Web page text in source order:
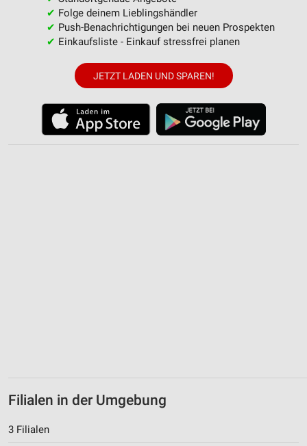
✔ Folge deinem Lieblingshändler
✔ Push-Benachrichtigungen bei neuen Prospekten
✔ Einkaufsliste - Einkauf stressfrei planen
JETZT LADEN UND SPAREN!
Filialen in der Umgebung
3 Filialen
Werbung